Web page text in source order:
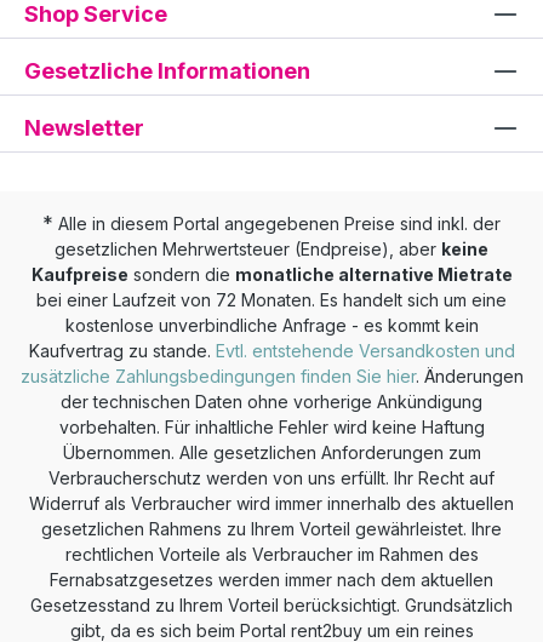
Shop Service
Gesetzliche Informationen
Newsletter
* Alle in diesem Portal angegebenen Preise sind inkl. der
gesetzlichen Mehrwertsteuer (Endpreise), aber keine
Kaufpreise sondern die monatliche alternative Mietrate
bei einer Laufzeit von 72 Monaten. Es handelt sich um eine
kostenlose unverbindliche Anfrage - es kommt kein
Kaufvertrag zu stande. Evtl. entstehende Versandkosten und
zusätzliche Zahlungsbedingungen finden Sie hier. Änderungen
der technischen Daten ohne vorherige Ankündigung
vorbehalten. Für inhaltliche Fehler wird keine Haftung
Übernommen. Alle gesetzlichen Anforderungen zum
Verbraucherschutz werden von uns erfüllt. Ihr Recht auf
Widerruf als Verbraucher wird immer innerhalb des aktuellen
gesetzlichen Rahmens zu Ihrem Vorteil gewährleistet. Ihre
rechtlichen Vorteile als Verbraucher im Rahmen des
Fernabsatzgesetzes werden immer nach dem aktuellen
Gesetzesstand zu Ihrem Vorteil berücksichtigt. Grundsätzlich
gibt, da es sich beim Portal rent2buy um ein reines